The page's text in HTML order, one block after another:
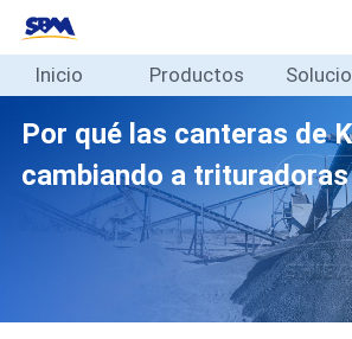
Inicio
Productos
Soluciones
Contacto
Inicio Productos
Por qué las canteras de
cambiando a